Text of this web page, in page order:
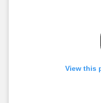
View this